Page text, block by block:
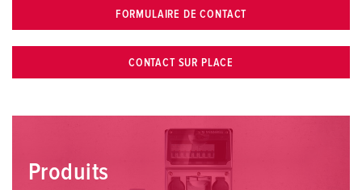
FORMULAIRE DE CONTACT
CONTACT SUR PLACE
Produits